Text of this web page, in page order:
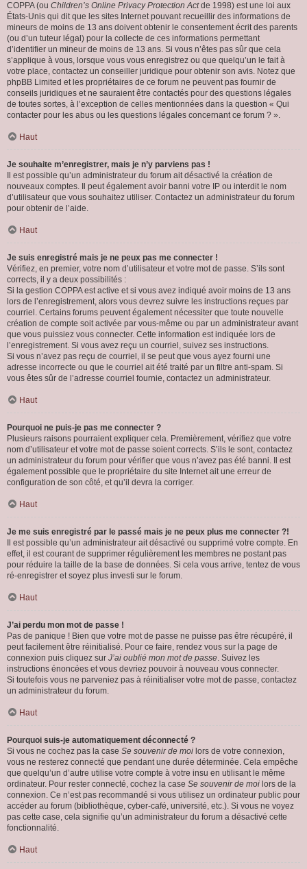
COPPA (ou Children’s Online Privacy Protection Actde 1998) est une loi aux
États-Unis qui dit que les sites Internet pouvant recueillir des informations de
mineurs de moins de 13 ans doivent obtenir le consentement écrit des parents
(ou d’un tuteur légal) pour la collecte de ces informations permettant
d’identifier un mineur de moins de 13 ans. Si vous n’êtes pas sûr que cela
s’applique à vous, lorsque vous vous enregistrez ou que quelqu’un le fait à
votre place, contactez un conseiller juridique pour obtenir son avis. Notez que
phpBB Limited et les propriétaires de ce forum ne peuvent pas fournir de
conseils juridiques et ne sauraient être contactés pour des questions légales
de toutes sortes, à l’exception de celles mentionnées dans la question « Qui
contacter pour les abus ou les questions légales concernant ce forum ? ».
Haut
Je souhaite m’enregistrer, mais je n’y parviens pas !
Il est possible qu’un administrateur du forum ait désactivé la création de
nouveaux comptes. Il peut également avoir banni votre IP ou interdit le nom
d’utilisateur que vous souhaitez utiliser. Contactez un administrateur du forum
pour obtenir de l’aide.
Haut
Je suis enregistré mais je ne peux pas me connecter !
Vérifiez, en premier, votre nom d’utilisateur et votre mot de passe. S’ils sont
corrects, il y a deux possibilités :
Si la gestion COPPA est active et si vous avez indiqué avoir moins de 13 ans
lors de l’enregistrement, alors vous devrez suivre les instructions reçues par
courriel. Certains forums peuvent également nécessiter que toute nouvelle
création de compte soit activée par vous-même ou par un administrateur avant
que vous puissiez vous connecter. Cette information est indiquée lors de
l’enregistrement. Si vous avez reçu un courriel, suivez ses instructions.
Si vous n’avez pas reçu de courriel, il se peut que vous ayez fourni une
adresse incorrecte ou que le courriel ait été traité par un filtre anti-spam. Si
vous êtes sûr de l’adresse courriel fournie, contactez un administrateur.
Haut
Pourquoi ne puis-je pas me connecter ?
Plusieurs raisons pourraient expliquer cela. Premièrement, vérifiez que votre
nom d’utilisateur et votre mot de passe soient corrects. S’ils le sont, contactez
un administrateur du forum pour vérifier que vous n’avez pas été banni. Il est
également possible que le propriétaire du site Internet ait une erreur de
configuration de son côté, et qu’il devra la corriger.
Haut
Je me suis enregistré par le passé mais je ne peux plus me connecter ?!
Il est possible qu’un administrateur ait désactivé ou supprimé votre compte. En
effet, il est courant de supprimer régulièrement les membres ne postant pas
pour réduire la taille de la base de données. Si cela vous arrive, tentez de vous
ré-enregistrer et soyez plus investi sur le forum.
Haut
J’ai perdu mon mot de passe !
Pas de panique ! Bien que votre mot de passe ne puisse pas être récupéré, il
peut facilement être réinitialisé. Pour ce faire, rendez vous sur la page de
connexion puis cliquez sur J’ai oublié mon mot de passe. Suivez les
instructions énoncées et vous devriez pouvoir à nouveau vous connecter.
Si toutefois vous ne parveniez pas à réinitialiser votre mot de passe, contactez
un administrateur du forum.
Haut
Pourquoi suis-je automatiquement déconnecté ?
Si vous ne cochez pas la case Se souvenir de moi lors de votre connexion,
vous ne resterez connecté que pendant une durée déterminée. Cela empêche
que quelqu’un d’autre utilise votre compte à votre insu en utilisant le même
ordinateur. Pour rester connecté, cochez la case Se souvenir de moi lors de la
connexion. Ce n’est pas recommandé si vous utilisez un ordinateur public pour
accéder au forum (bibliothèque, cyber-café, université, etc.). Si vous ne voyez
pas cette case, cela signifie qu’un administrateur du forum a désactivé cette
fonctionnalité.
Haut